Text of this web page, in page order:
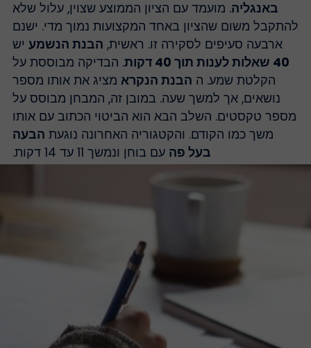
באנגליה. מועמד עם הציון הממוצע שצוין, עלול שלא
משום שהציון באחד המקצועות נמוך מדי. ישנם
ארבעה סעיפים לסקירה זו. ראשית,הבנת הנשמעיש
. הבדיקה מבוססת על
הקלטת שמע. ההבנת הנקראמציג את אותו מספר
נושאים, אך למשך שעה. במובן זה, המבחן מבוסס על
טקסטים. השלב הבא הוא הביטוי הכתוב עם אותו
משך כמו הקודם. והקטגוריה האחרונה נוגעתהבעה
בעל פה עם בוחן ונמשך 11 עד 14 דקות.